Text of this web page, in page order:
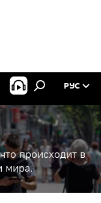
РУС
происходит в
мира.